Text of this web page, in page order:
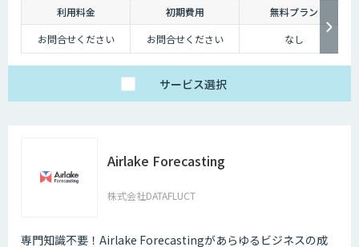
利用料金 初期費用
無料プラン
お問合せください
お問合せください なし
サービス選択
Airlake Forecasting
株式会社DATAFLUCT
専門知識不要！Airlake Forecastingがあらゆるビジネスの成